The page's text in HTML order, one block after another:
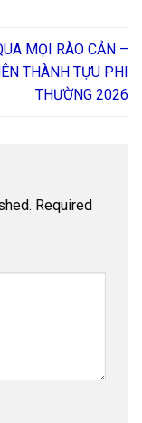
MỌI RÀO CẢN –
THÀNH TỰU PHI
THƯỜNG 2026
Required